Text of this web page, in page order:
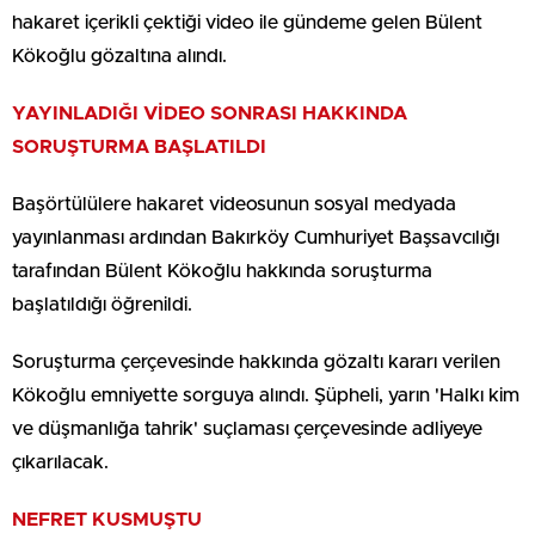
hakaret içerikli çektiği video ile gündeme gelen Bülent
Kökoğlu gözaltına alındı.
YAYINLADIĞI VİDEO SONRASI HAKKINDA
SORUŞTURMA BAŞLATILDI
Başörtülülere hakaret videosunun sosyal medyada
yayınlanması ardından Bakırköy Cumhuriyet Başsavcılığı
tarafından Bülent Kökoğlu hakkında soruşturma
başlatıldığı öğrenildi.
Soruşturma çerçevesinde hakkında gözaltı kararı verilen
Kökoğlu emniyette sorguya alındı. Şüpheli, yarın 'Halkı kim
ve düşmanlığa tahrik' suçlaması çerçevesinde adliyeye
çıkarılacak.
NEFRET KUSMUŞTU